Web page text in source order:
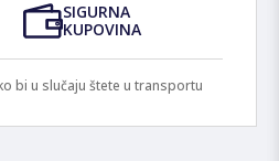
SIGURNA
KUPOVINA
bi u slučaju štete u transportu